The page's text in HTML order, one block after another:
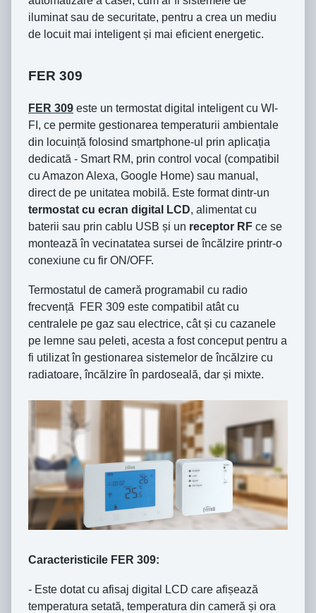
iluminat sau de securitate, pentru a crea un mediu
de locuit mai inteligent și mai eficient energetic.
FER 309
FER 309 este un termostat digital inteligent cu WI-
FI, ce permite gestionarea temperaturii ambientale
din locuință folosind smartphone-ul prin aplicația
dedicată - Smart RM, prin control vocal (compatibil
cu Amazon Alexa, Google Home) sau manual,
direct de pe unitatea mobilă. Este format dintr-un
termostat cu ecran digital LCD, alimentat cu
baterii sau prin cablu USB și un receptor RF ce se
montează în vecinatatea sursei de încălzire printr-o
conexiune cu fir ON/OFF.
Termostatul de cameră programabil cu radio
frecvență FER 309 este compatibil atât cu
centralele pe gaz sau electrice, cât și cu cazanele
pe lemne sau peleti, acesta a fost conceput pentru a
fi utilizat în gestionarea sistemelor de încălzire cu
radiatoare, încălzire în pardoseală, dar și mixte.
Caracteristicile FER 309:
- Este dotat cu afisaj digital LCD care afișează
temperatura setată, temperatura din cameră și ora